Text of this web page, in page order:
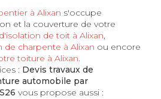
à Alixan s'occupe
et la couverture de votre
de toit à Alixan,
de charpente à Alixan ou encore
toiture à Alixan.
: Devis travaux de
automobile par
vous propose aussi :